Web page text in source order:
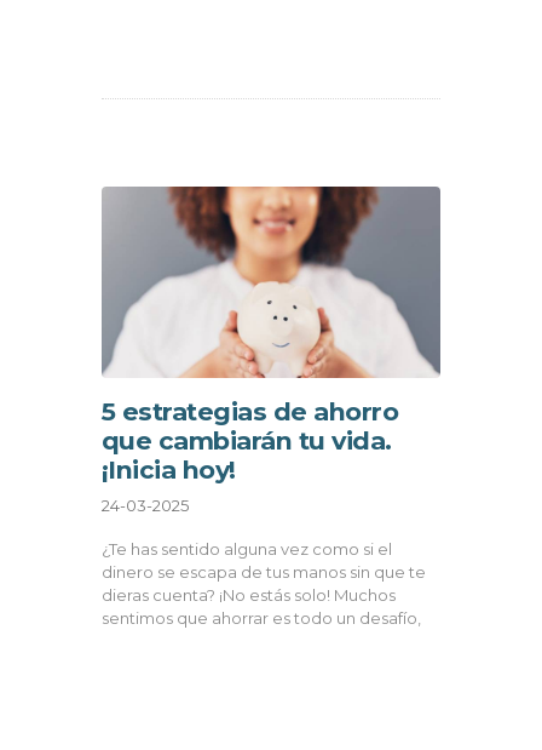
5 estrategias de ahorro
que cambiarán tu vida.
¡Inicia hoy!
24-03-2025
¿Te has sentido alguna vez como si el
dinero se escapa de tus manos sin que te
dieras cuenta? ¡No estás solo! Muchos
sentimos que ahorrar es todo un desafío,